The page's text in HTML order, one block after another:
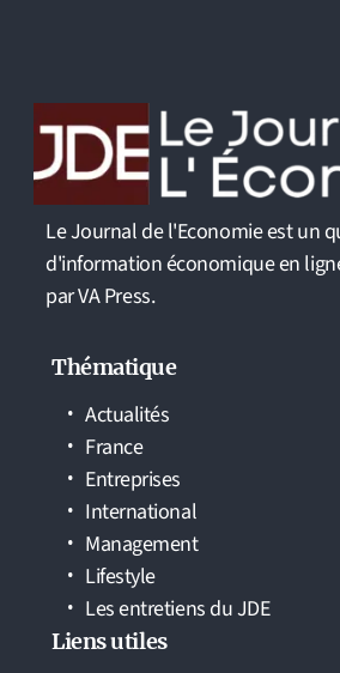
Le Journal de l'Economie est un
d'information économique en
par VA Press.
Thématique
Actualités
France
Entreprises
International
Management
Lifestyle
Les entretiens du JDE
Liens utiles